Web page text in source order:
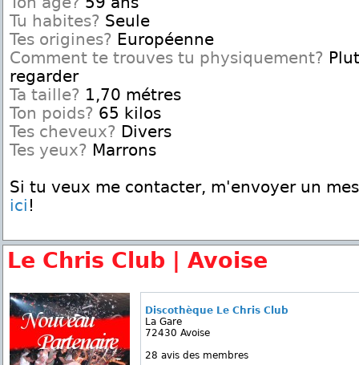
Tu habites? Seule
Tes origines? Européenne
Comment te trouves tu physiquement?
regarder
Ta taille? 1,70 métres
Ton poids? 65 kilos
Tes cheveux? Divers
Tes yeux? Marrons
Si tu veux me contacter, m'envoyer un
ici !
Le Chris Club | Avoise
Discothèque Le Chris Club
La Gare
72430 Avoise
28 avis des membres